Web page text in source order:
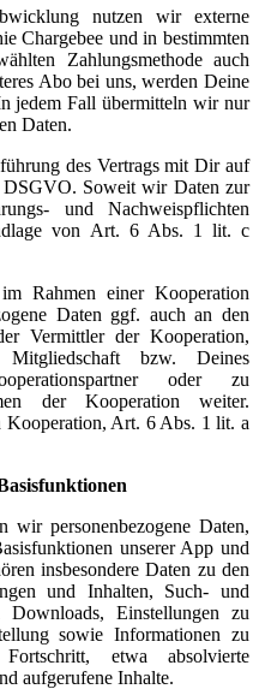
nutzen wir externe
Chargebee und in bestimmten
Zahlungsmethode auch
Abo bei uns, werden Deine
jedem Fall übermitteln wir nur
Daten.
des Vertrags mit Dir auf
Soweit wir Daten zur
und Nachweispflichten
von Art. 6 Abs. 1 lit. c
Rahmen einer Kooperation
Daten ggf. auch an den
Vermittler der Kooperation,
bzw. Deines
oder zu
der Kooperation weiter.
Kooperation, Art. 6 Abs. 1 lit. a
wir personenbezogene Daten,
unserer App und
insbesondere Daten zu den
und Inhalten, Such- und
Downloads, Einstellungen zu
sowie Informationen zu
etwa absolvierte
aufgerufene Inhalte.